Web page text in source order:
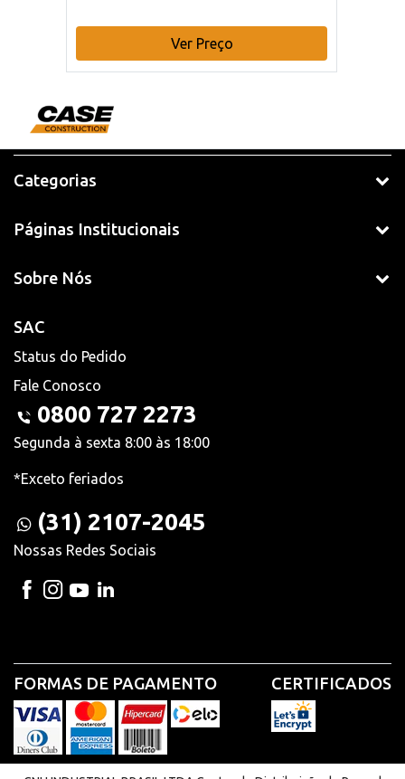
Ver Preço
Categorias
Páginas Institucionais
Sobre Nós
SAC
Status do Pedido
Fale Conosco
0800 727 2273
Segunda à sexta 8:00 às 18:00
*Exceto feriados
(31) 2107-2045
Nossas Redes Sociais
FORMAS DE PAGAMENTO CERTIFICADOS